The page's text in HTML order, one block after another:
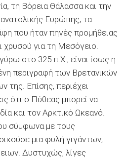
τη Βόρεια Θάλασσα και την
Ευρώπης, τα
που ήταν πηγές προμήθειας
χρυσού για τη Μεσόγειο.
στο 325 π.Χ., είναι ίσως η
περιγραφή των Βρετανικών
της. Επίσης, περιέχει
ότι ο Πύθεας μπορεί να
και τον Αρκτικό Ωκεανό.
σύμφωνα με τους
μια φυλή γιγάντων,
Δυστυχώς, λίγες